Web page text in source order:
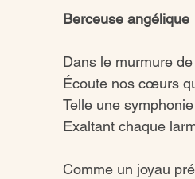
Berceuse angélique
Dans le murmure de
Écoute nos cœurs
Telle une symphonie
Exaltant chaque
Comme un joyau